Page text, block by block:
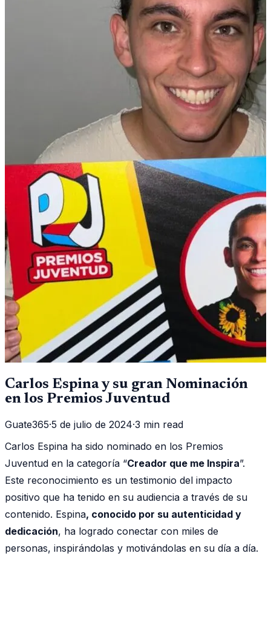
Carlos Espina y su gran Nominación
en los Premios Juventud
Guate365·5 de julio de 2024·3 min read
Carlos Espina ha sido nominado en los Premios
Juventud en la categoría “Creador que me Inspira”.
Este reconocimiento es un testimonio del impacto
positivo que ha tenido en su audiencia a través de su
contenido. Espina, conocido por su autenticidad y
dedicación, ha logrado conectar con miles de
personas, inspirándolas y motivándolas en su día a día.